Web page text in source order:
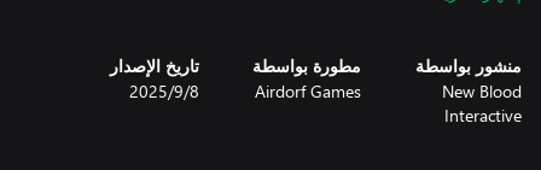
منشور بواسطة
New Blood
Interactive
مطورة بواسطة
Airdorf Games
تاريخ الإصدار
8‏/9‏/2025